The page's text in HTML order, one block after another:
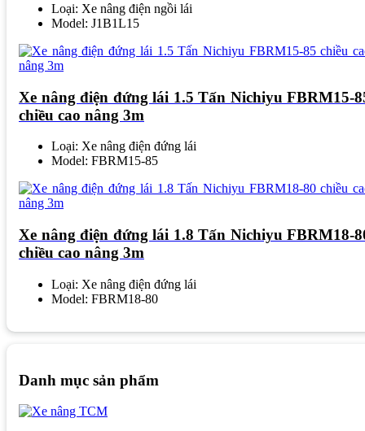
Loại: Xe nâng điện ngồi lái
Model: J1B1L15
Xe nâng điện đứng lái 1.5 Tấn Nichiyu FBRM15-
chiều cao nâng 3m
Loại: Xe nâng điện đứng lái
Model: FBRM15-85
Xe nâng điện đứng lái 1.8 Tấn Nichiyu FBRM18-
chiều cao nâng 3m
Loại: Xe nâng điện đứng lái
Model: FBRM18-80
Danh mục sản phẩm